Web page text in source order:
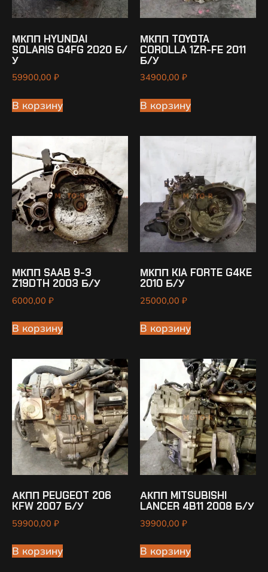
МКПП HYUNDAI
SOLARIS G4FG 2020 Б/
У
59900,00 ₽
В корзину
МКПП TOYOTA
COROLLA 1ZR-FE 2011
Б/У
34900,00 ₽
В корзину
МКПП SAAB 9-3
Z19DTH 2003 Б/У
6000,00 ₽
В корзину
МКПП KIA FORTE G4KE
2010 Б/У
25000,00 ₽
В корзину
АКПП PEUGEOT 206
KFW 2007 Б/У
59900,00 ₽
В корзину
АКПП MITSUBISHI
LANCER 4B11 2008 Б/У
39900,00 ₽
В корзину